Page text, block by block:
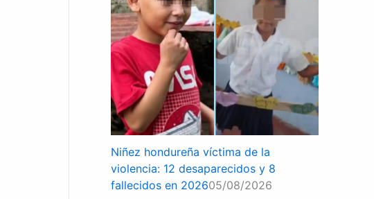
Niñez hondureña víctima de la
violencia: 12 desaparecidos y 8
fallecidos en 202605/08/2026